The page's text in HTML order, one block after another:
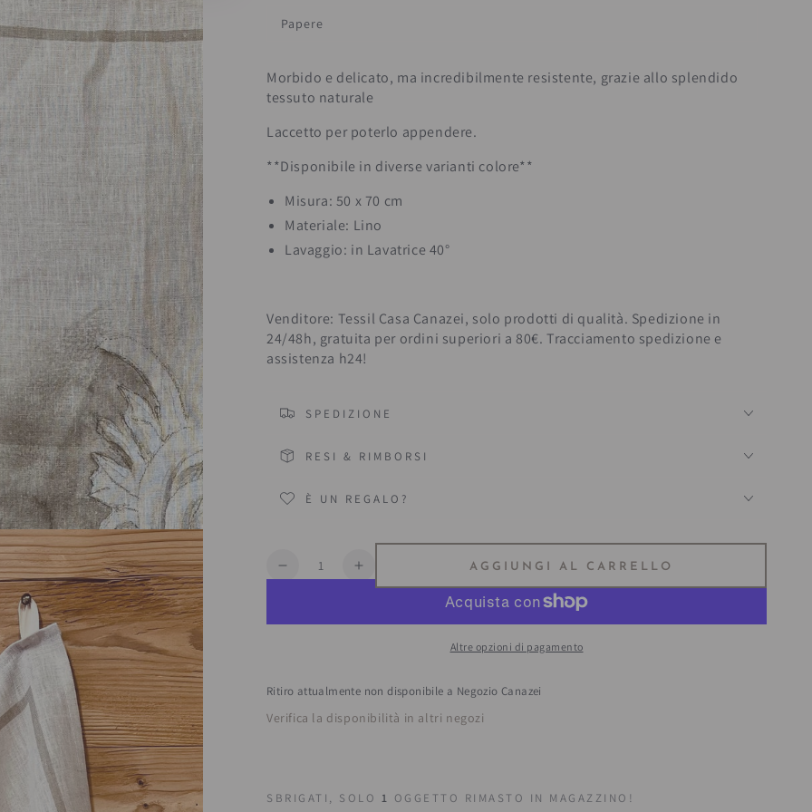
Papere
Morbido e delicato, ma incredibilmente resistente, grazie allo splendido
tessuto naturale
Laccetto per poterlo appendere.
**Disponibile in diverse varianti colore**
Misura: 50 x 70 cm
Materiale: Lino
Lavaggio: in Lavatrice 40°
Venditore: Tessil Casa Canazei, solo prodotti di qualità. Spedizione in
24/48h, gratuita per ordini superiori a 80€. Tracciamento spedizione e
assistenza h24!
SPEDIZIONE
RESI & RIMBORSI
È UN REGALO?
Quantità
Diminuisce
per
Aumenta
per
AGGIUNGI AL CARRELLO
Altre opzioni di pagamento
Ritiro attualmente non disponibile a Negozio Canazei
Verifica la disponibilità in altri negozi
SBRIGATI, SOLO 1 OGGETTO RIMASTO IN MAGAZZINO!